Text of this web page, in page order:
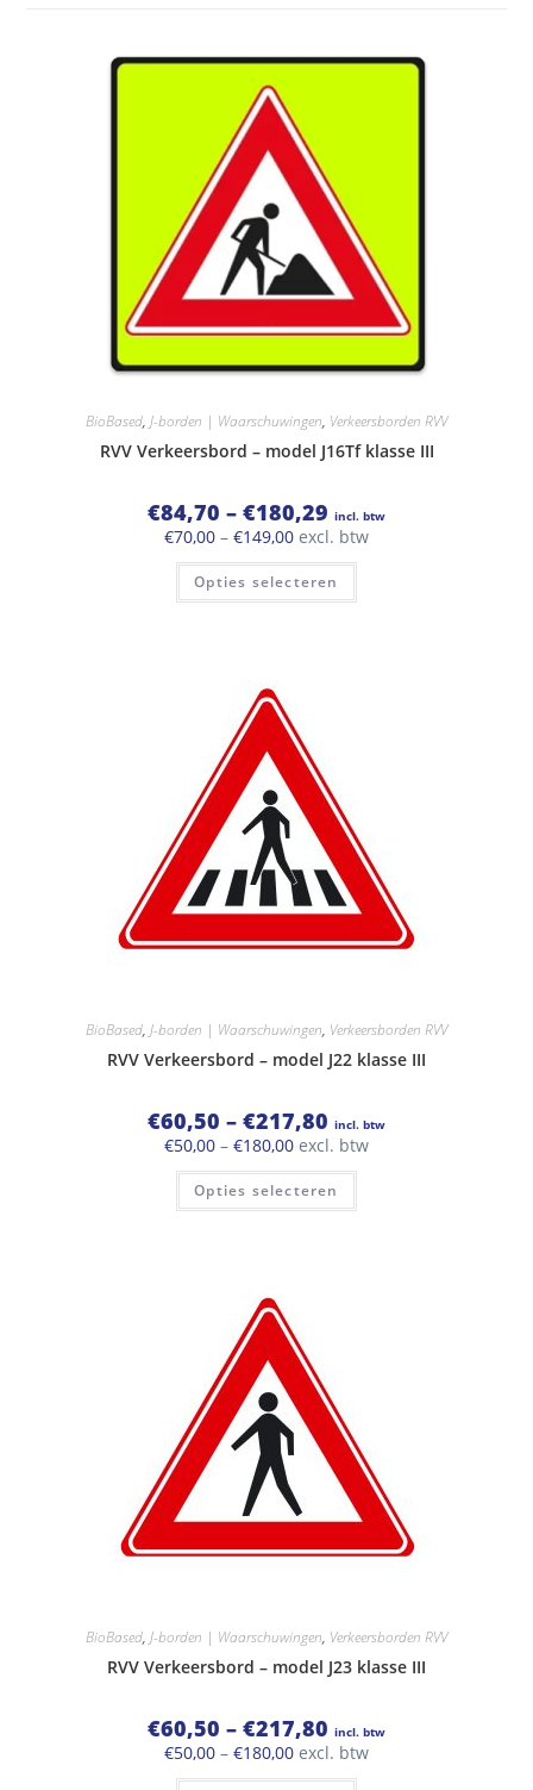
BioBased, J-borden | Waarschuwingen, Verkeersborden RVV
RVV Verkeersbord – model J16Tf klasse III
€84,70 – €180,29 Prijsklasse:
€84,70
tot
€180,29
incl. btw
€70,00 – €149,00Prijsklasse:
€70,00
tot
€149,00
excl. btw
Opties selecteren
Dit
heeft
BioBased, J-borden | Waarschuwingen, Verkeersborden RVV
RVV Verkeersbord – model J22 klasse III
€60,50 – €217,80 Prijsklasse:
€60,50
tot
€217,80
incl. btw
€50,00 – €180,00Prijsklasse:
tot
€180,00
excl. btw
Opties selecteren
Dit
heeft
BioBased, J-borden | Waarschuwingen, Verkeersborden RVV
RVV Verkeersbord – model J23 klasse III
€60,50 – €217,80 Prijsklasse:
€60,50
tot
€217,80
incl. btw
€50,00 – €180,00Prijsklasse:
€50,00
excl. btw
Dit